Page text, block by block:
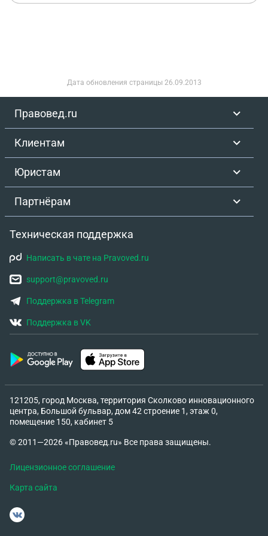
чьи действия привели к ДТП.(также справки
На вопросы поставили: - кто и как должен был
переписки в мессенджере и заявлениях СК в суде
привлечь на этом этапе к ответственности ?
видео - это все для них бред и не виновного хотят
в место указанное СК место - ВСЕ мы знаем ее
итог и что мне придется обжаловать и делать
рецензию
Дата обновления страницы 26.09.2013
Правовед.ru
Клиентам
Юристам
Партнёрам
Техническая поддержка
Написать в чате на Pravoved.ru
support@pravoved.ru
Поддержка в Telegram
Поддержка в VK
121205, город Москва, территория Сколково инновационного
центра, Большой бульвар, дом 42 строение 1, этаж 0,
помещение 150, кабинет 5
© 2011—2026 «Правовед.ru» Все права защищены.
Лицензионное соглашение
Карта сайта